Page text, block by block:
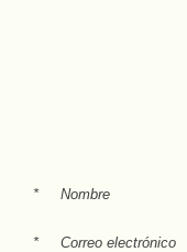
Nombre
*
Correo electrónico
*